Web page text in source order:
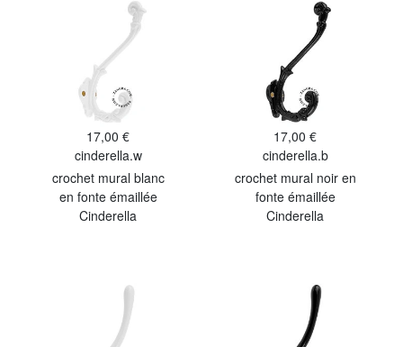
17,00 €
cinderella.w
crochet mural blanc
en fonte émaillée
Cinderella
17,00 €
cinderella.b
crochet mural noir en
fonte émaillée
Cinderella